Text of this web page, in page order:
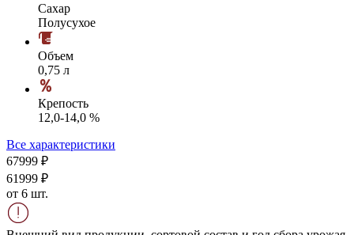
Сахар
Полусухое
Объем
0,75 л
Крепость
12,0-14,0 %
Все характеристики
67999 ₽
61999 ₽
от 6 шт.